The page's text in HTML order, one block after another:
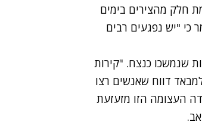
חלק מהצירים בימים
כי "יש נפגעים רבים
הידיעות בקאבול סיפרו שהרעידה הורגשה במשך 45 שניות שנמשכו כנצח. "קירות
דווח שאנשים רצו
העצומה הזו מזעזעת